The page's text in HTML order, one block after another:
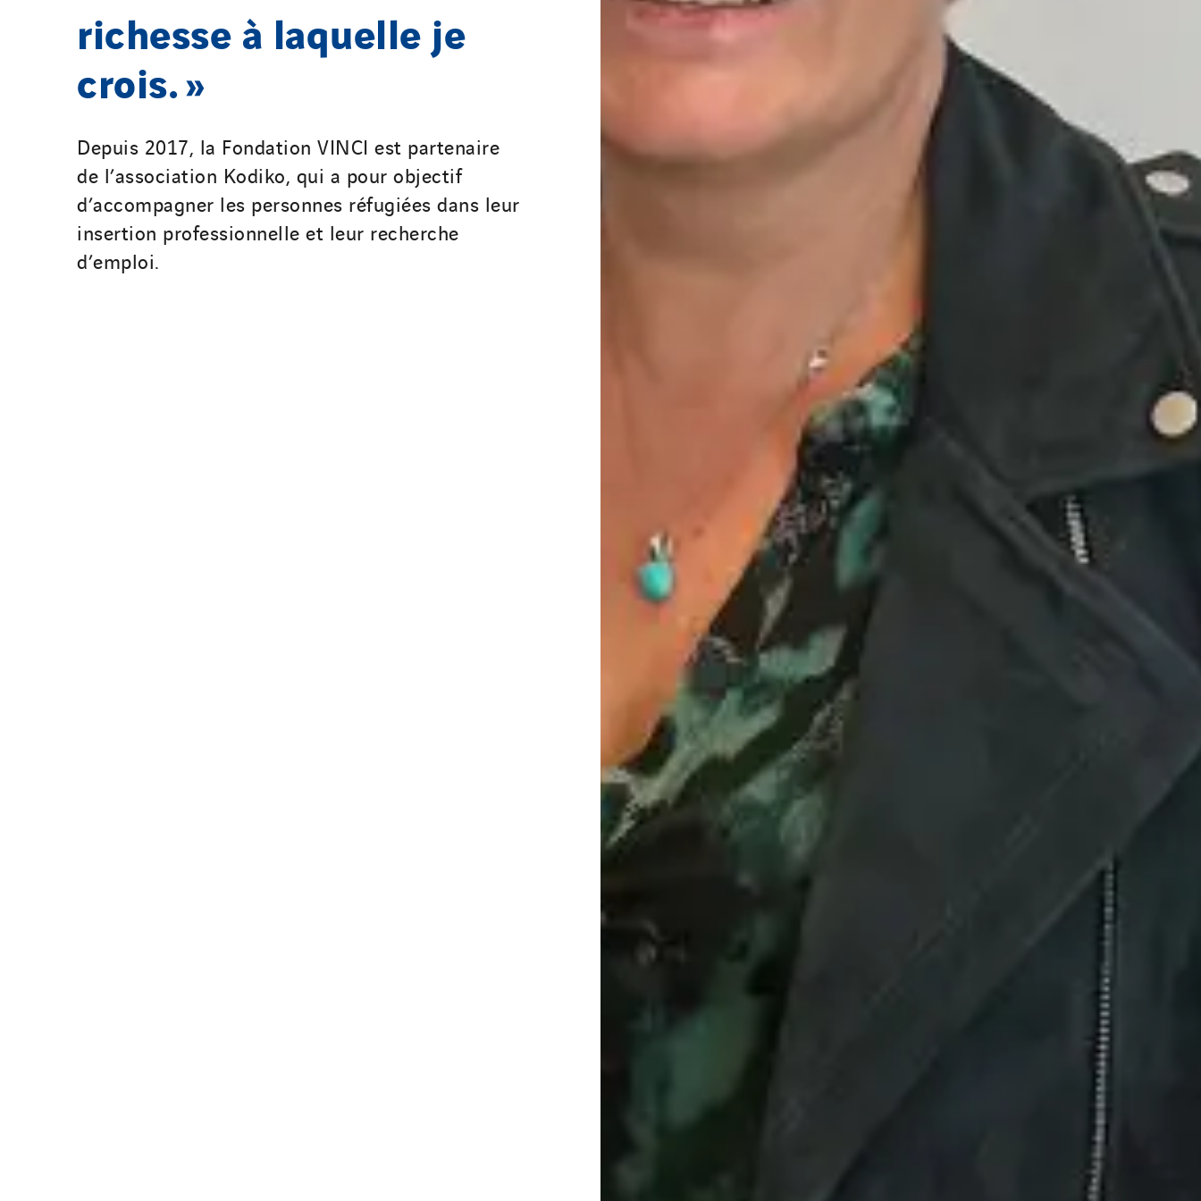
richesse à laquelle je
crois. »
Depuis 2017, la Fondation VINCI est partenaire
de l’association Kodiko, qui a pour objectif
d’accompagner les personnes réfugiées dans leur
insertion professionnelle et leur recherche
d’emploi.